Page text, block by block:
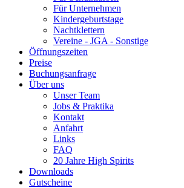
Für Unternehmen
Kindergeburtstage
Nachtklettern
Vereine - JGA - Sonstige
Öffnungszeiten
Preise
Buchungsanfrage
Über uns
Unser Team
Jobs & Praktika
Kontakt
Anfahrt
Links
FAQ
20 Jahre High Spirits
Downloads
Gutscheine